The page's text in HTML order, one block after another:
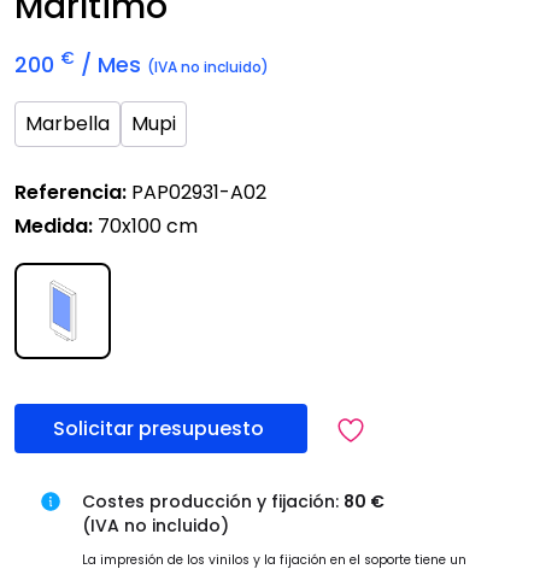
200 € / Mes (IVA no incluido)
Marbella Mupi
Referencia: PAP02931-A02
Medida: 70x100 cm
Solicitar presupuesto
Costes producción y fijación: 80 €
(IVA no incluido)
La impresión de los vinilos y la fijación en el soporte tiene un